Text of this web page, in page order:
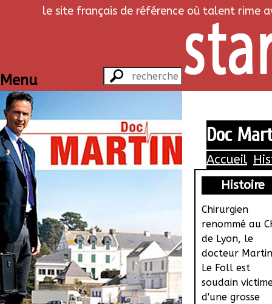
le site français de référence où talent rime
Menu
Doc
Accueil
Histoire
Chirurgien
renommé au
de Lyon, le
docteur Martin
Le Foll est
soudain
d'une grosse